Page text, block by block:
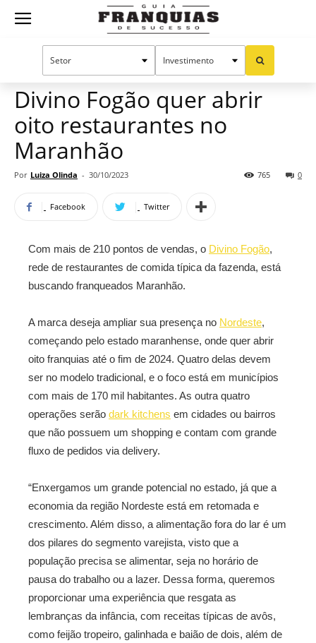
Guia
Mercado de franquias
Divino Fogão quer abrir
oito restaurantes no
Maranhão
Por Luiza Olinda - 30/10/2023 0
765
Facebook Twitter
Com mais de 210 pontos de vendas, o Divino Fogão,
rede de restaurantes de comida típica da fazenda, está
buscando franqueados Maranhão.
A marca deseja ampliar sua presença no Nordeste,
começando pelo estado maranhense, onde quer abrir
oito franquias até o fim de 2024. Quatro delas devem
ser no modelo tradicional, e o foco está em municípios
com mais de 170 mil habitantes. As outra quatro
operações serão dark kitchens em cidades ou bairros
que não possuem um shopping e contam com grande
fluxo de pedidos via delivery.
“Enxergamos um grande potencial no estado, já que a
economia da região Nordeste está em retomada e
crescimento. Além disso, a alimentação fora do lar é um
dos pilares do segmento varejista, visto que a
população precisa se alimentar, seja no horário de
pausa do trabalho ou a lazer. Dessa forma, queremos
proporcionar uma experiência que resgata as
lembranças da infância, com receitas típicas de avôs,
como feijão tropeiro, galinhada e baião de dois, além de